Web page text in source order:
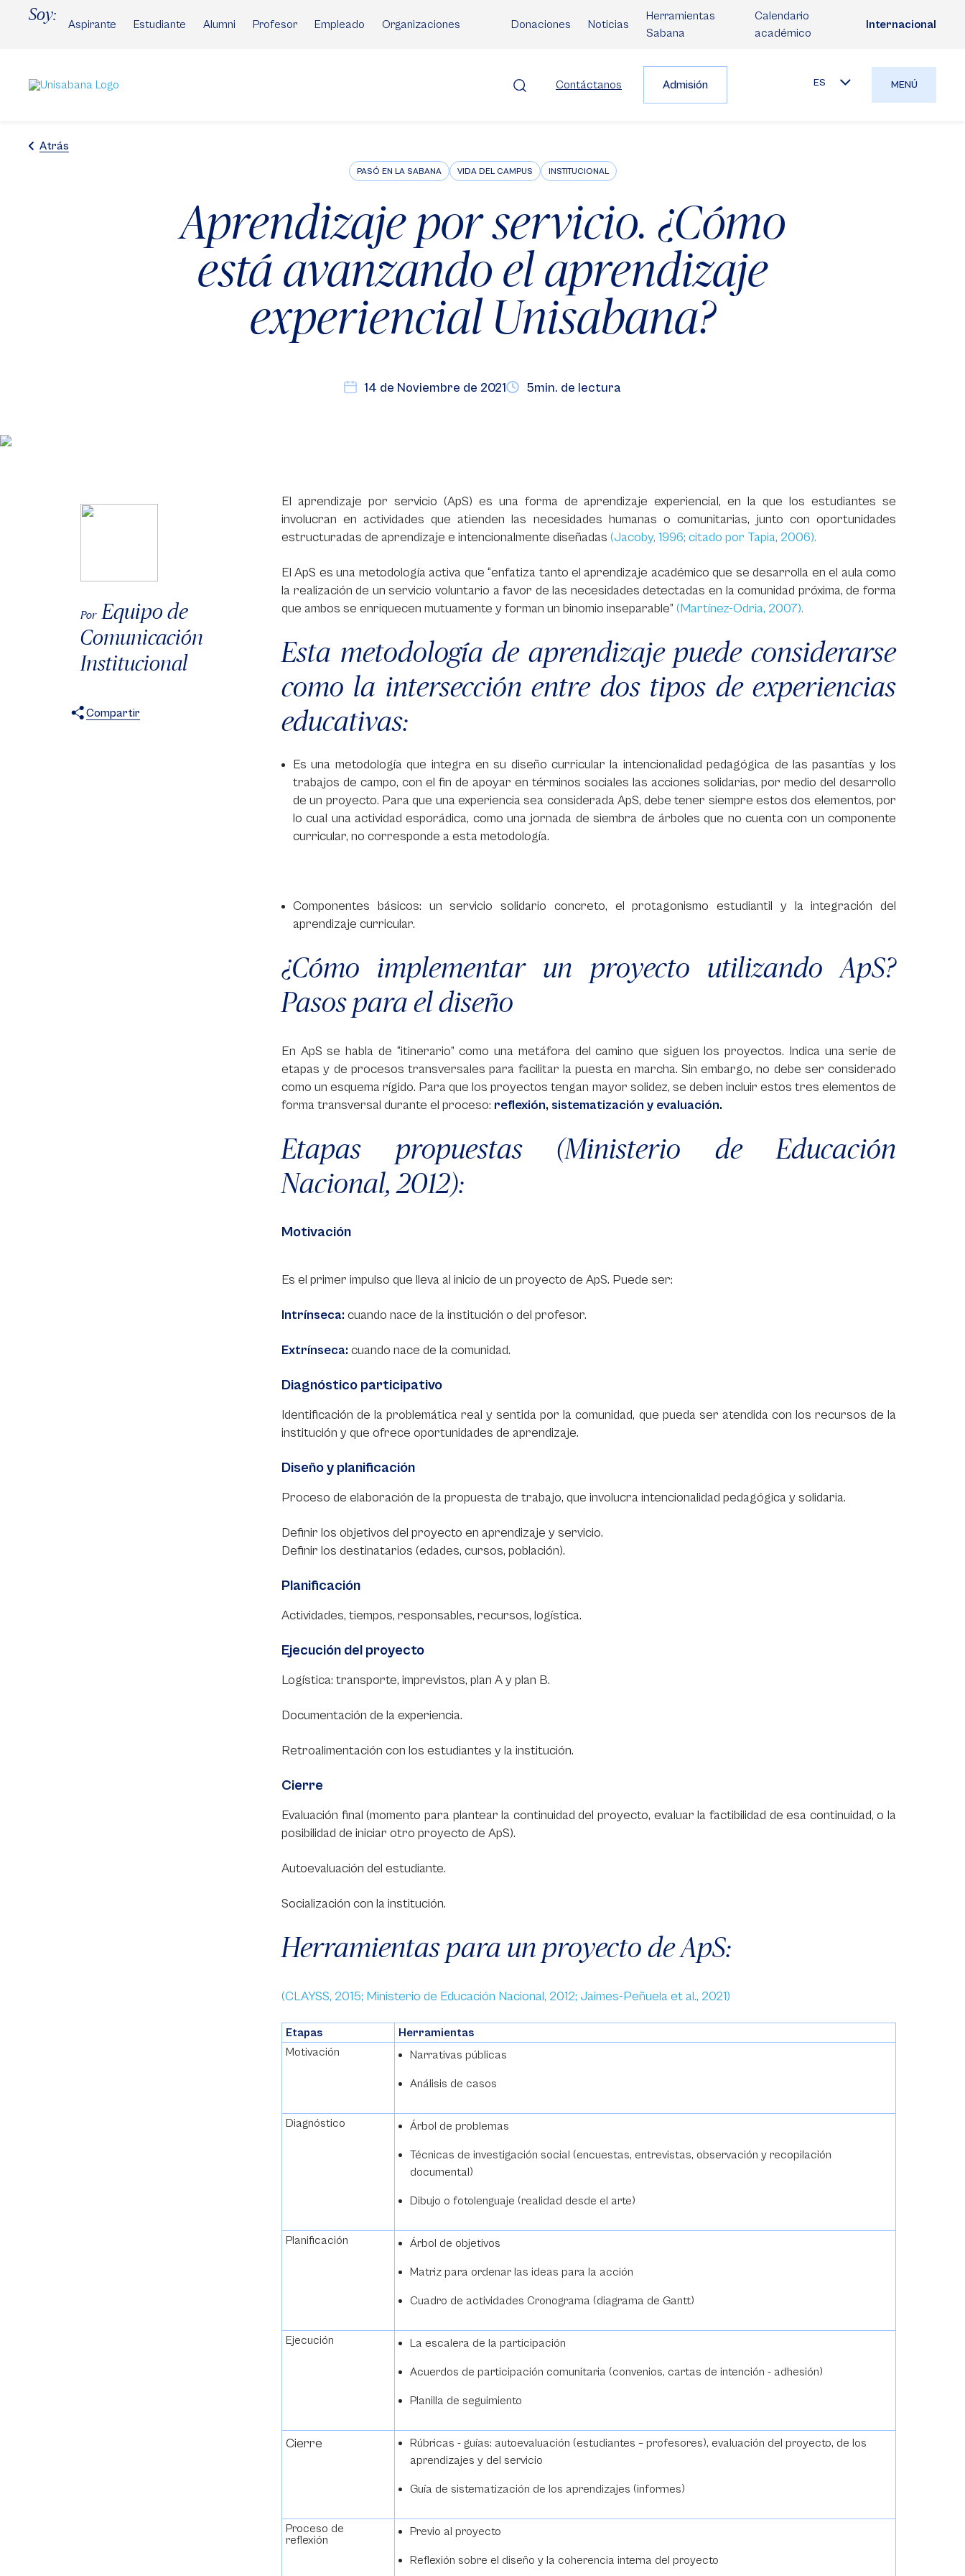
Soy:
Aspirante Estudiante Alumni Profesor Empleado Organizaciones Donaciones Noticias
Herramientas
Sabana
Calendario
académico
Internacional
Contáctanos Admisión ES MENÚ
Atrás
PASÓ EN LA SABANA VIDA DEL CAMPUS INSTITUCIONAL
Aprendizaje por servicio. ¿Cómo
está avanzando el aprendizaje
experiencial Unisabana?
14 de Noviembre de 2021 5min. de lectura
Por Equipo de
Comunicación
Institucional
Compartir
El aprendizaje por servicio (ApS) es una forma de aprendizaje experiencial, en la que los estudiantes se
involucran en actividades que atienden las necesidades humanas o comunitarias, junto con oportunidades
estructuradas de aprendizaje e intencionalmente diseñadas (Jacoby, 1996; citado por Tapia, 2006).
El ApS es una metodología activa que “enfatiza tanto el aprendizaje académico que se desarrolla en el aula como
la realización de un servicio voluntario a favor de las necesidades detectadas en la comunidad próxima, de forma
que ambos se enriquecen mutuamente y forman un binomio inseparable” (Martínez-Odria, 2007).
Esta metodología de aprendizaje puede considerarse
como la intersección entre dos tipos de experiencias
educativas:
Es una metodología que integra en su diseño curricular la intencionalidad pedagógica de las pasantías y los
trabajos de campo, con el fin de apoyar en términos sociales las acciones solidarias, por medio del desarrollo
de un proyecto. Para que una experiencia sea considerada ApS, debe tener siempre estos dos elementos, por
lo cual una actividad esporádica, como una jornada de siembra de árboles que no cuenta con un componente
curricular, no corresponde a esta metodología.
Componentes básicos: un servicio solidario concreto, el protagonismo estudiantil y la integración del
aprendizaje curricular.
¿Cómo implementar un proyecto utilizando ApS?
Pasos para el diseño
En ApS se habla de “itinerario” como una metáfora del camino que siguen los proyectos. Indica una serie de
etapas y de procesos transversales para facilitar la puesta en marcha. Sin embargo, no debe ser considerado
como un esquema rígido. Para que los proyectos tengan mayor solidez, se deben incluir estos tres elementos de
forma transversal durante el proceso: reflexión, sistematización y evaluación.
Etapas propuestas (Ministerio de Educación
Nacional, 2012):
Motivación
Es el primer impulso que lleva al inicio de un proyecto de ApS. Puede ser:
Intrínseca: cuando nace de la institución o del profesor.
Extrínseca: cuando nace de la comunidad.
Diagnóstico participativo
Identificación de la problemática real y sentida por la comunidad, que pueda ser atendida con los recursos de la
institución y que ofrece oportunidades de aprendizaje.
Diseño y planificación
Proceso de elaboración de la propuesta de trabajo, que involucra intencionalidad pedagógica y solidaria.
Definir los objetivos del proyecto en aprendizaje y servicio.
Definir los destinatarios (edades, cursos, población).
Planificación
Actividades, tiempos, responsables, recursos, logística.
Ejecución del proyecto
Logística: transporte, imprevistos, plan A y plan B.
Documentación de la experiencia.
Retroalimentación con los estudiantes y la institución.
Cierre
Evaluación final (momento para plantear la continuidad del proyecto, evaluar la factibilidad de esa continuidad, o la
posibilidad de iniciar otro proyecto de ApS).
Autoevaluación del estudiante.
Socialización con la institución.
Herramientas para un proyecto de ApS:
(CLAYSS, 2015; Ministerio de Educación Nacional, 2012; Jaimes-Peñuela et al., 2021)
Etapas
Herramientas
Motivación
Narrativas públicas
Análisis de casos
Diagnóstico Árbol de problemas
Técnicas de investigación social (encuestas, entrevistas, observación y recopilación
documental)
Dibujo o fotolenguaje (realidad desde el arte)
Planificación Árbol de objetivos
Matriz para ordenar las ideas para la acción
Cuadro de actividades Cronograma (diagrama de Gantt)
Ejecución La escalera de la participación
Acuerdos de participación comunitaria (convenios, cartas de intención - adhesión)
Planilla de seguimiento
Cierre
Rúbricas - guías: autoevaluación (estudiantes – profesores), evaluación del proyecto, de los
aprendizajes y del servicio
Guía de sistematización de los aprendizajes (informes)
Proceso de
reflexión
Previo al proyecto
Reflexión sobre el diseño y la coherencia interna del proyecto